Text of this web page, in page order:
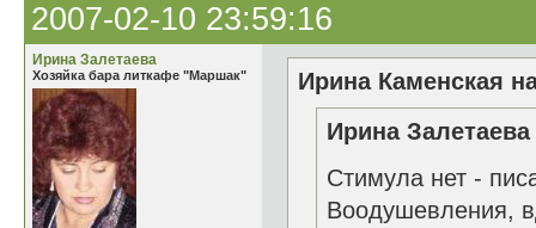
2007-02-10 23:59:16
Ирина Залетаева
Хозяйка бара литкафе "Маршак"
Ирина Каменская
Ирина
Стимула нет -
Воодушевления,